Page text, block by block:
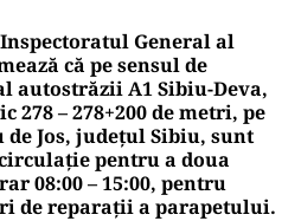
General al
că pe sensul de
autostrăzii A1 Sibiu-Deva,
– 278+200 de metri, pe
Jos, judeţul Sibiu, sunt
pentru a doua
08:00 – 15:00, pentru
de reparaţii a parapetului.